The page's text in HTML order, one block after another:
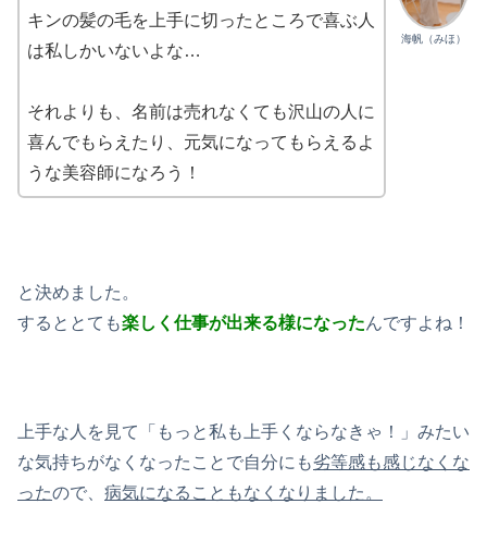
海帆（みほ）
キンの髪の毛を上手に切ったところで喜ぶ人
は私しかいないよな…
それよりも、名前は売れなくても沢山の人に
喜んでもらえたり、元気になってもらえるよ
うな美容師になろう！
と決めました。
するととても楽しく仕事が出来る様になったんですよね！
上手な人を見て「もっと私も上手くならなきゃ！」みたい
な気持ちがなくなったことで自分にも劣等感も感じなくな
ったので、 病気になることもなくなりました。